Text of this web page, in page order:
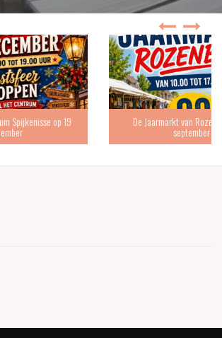
De Jaarmarkt van Rozenburg is 19